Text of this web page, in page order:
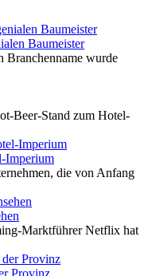
Baumeister
Branchenname wurde
Beer-Stand zum Hotel-
Imperium
die von Anfang
Marktführer Netflix hat
Provinz